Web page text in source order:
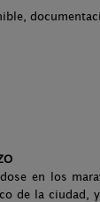
en los
de la